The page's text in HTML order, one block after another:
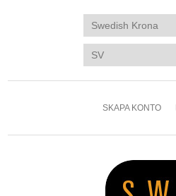
SKAPA KONTO